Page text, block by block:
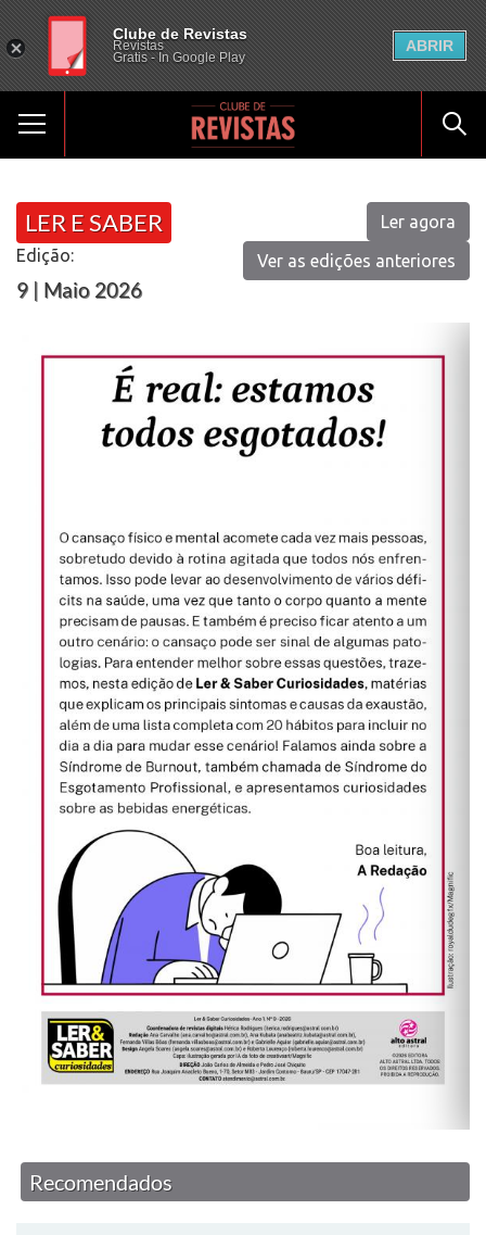
LER E SABER
Edição:
9 | Maio 2026
Ler agora
Ver as edições anteriores
Recomendados
Clube de Revistas
Revistas
Gratis - In Google Play
ABRIR